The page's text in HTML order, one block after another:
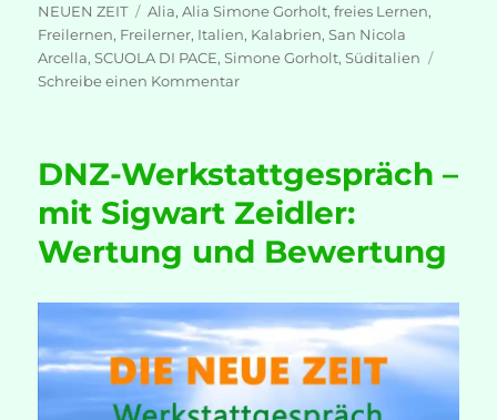
NEUEN ZEIT
Schlagwörter
Alia,Alia Simone Gorholt,freies Lernen,
Freilernen, Freilerner, Italien, Kalabrien,San Nicola
Arcella,SCUOLA DI PACE,Simone Gorholt,Süditalien
Schreibe einen Kommentarzu
DI
PACE,
Süditalien
DNZ-Werkstattgespräch –
mit Sigwart Zeidler:
Wertung und Bewertung